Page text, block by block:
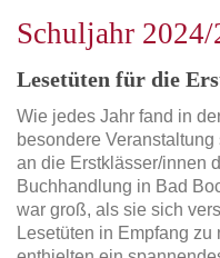
Schuljahr 2024/
Lesetüten für die
Wie jedes Jahr fand in
besondere
an die Erstklässer/innen
Buchhandlung in Bad
war groß, als sie sich
Lesetüten in Empfang